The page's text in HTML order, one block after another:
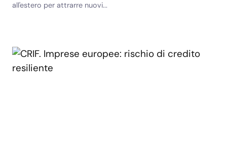
all'estero per attrarre nuovi...